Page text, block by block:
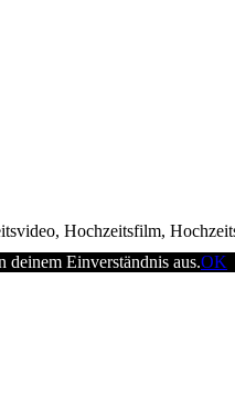
Hochzeitsfilm,
deinem Einverständnis aus.OK